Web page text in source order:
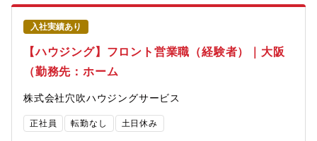
属先】マンション管理課・フロント担当の年齢層は30代から60代
まで幅広いです。【本ポジションの魅力ポイント】■リゾート地を
巡る仕事ならではのやりがいと特典温泉・ジム・レストランなど
充実した共用施設のあるリゾートマンションを担当。景色も美し
く、出張先でリゾート気分を味わえます。宿泊費・食事代の補助
あり、休日にスキーやマリンスポーツを楽しむ社員も多数。（宿
が支給されます）■裁量大きく、自由度の高い働き方担当物件の管
理を任されるスタイルで、営業報告書などの細かな提出は不要。
資料作成日は在宅勤務も可能で、自分のペースで効率的に働けま
入社実績あり
【ハウジング】フロント営業職（経験者）｜大阪
（勤務先：ホーム
株式会社穴吹ハウジングサービス
正社員 転勤なし 土日休み